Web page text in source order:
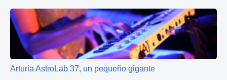
Arturia AstroLab 37, un pequeño gigante